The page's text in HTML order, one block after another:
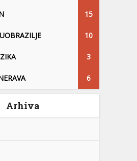
15
10
3
6
Arhiva